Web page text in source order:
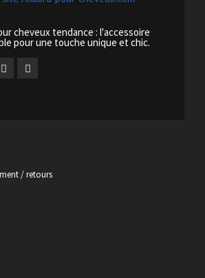
cheveux tendance : l'accessoire
pour une touche unique et chic.
/ retours